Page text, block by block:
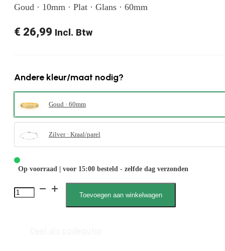
Goud · 10mm · Plat · Glans · 60mm
€ 26,99 Incl. Btw
Andere kleur/maat nodig?
Goud · 60mm
Zilver · Kraal/parel
Op voorraad | voor 15:00 besteld - zelfde dag verzonden
Kyra
Toevoegen aan winkelwagen